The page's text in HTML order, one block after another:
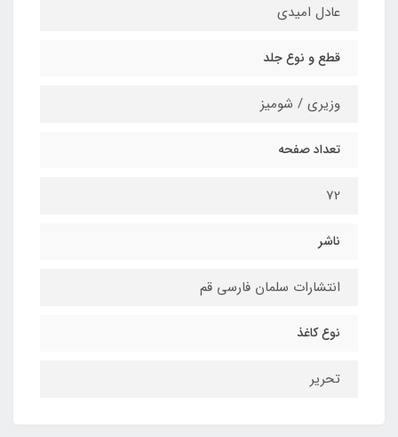
عادل امیدی
قطع و نوع جلد
وزیری / شومیز
تعداد صفحه
72
ناشر
انتشارات سلمان فارسی قم
نوع کاغذ
تحریر